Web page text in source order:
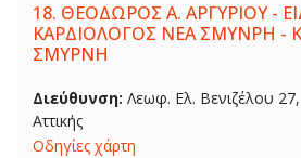
18. ΘΕΟΔΩΡΟΣ Α. ΑΡΓΥΡΙΟΥ -
ΚΑΡΔΙΟΛΟΓΟΣ ΝΕΑ ΣΜΥΝΡΗ -
ΣΜΥΡΝΗ
Διεύθυνση: Λεωφ. Ελ. Βενιζέλου
Αττικής
Οδηγίες χάρτη